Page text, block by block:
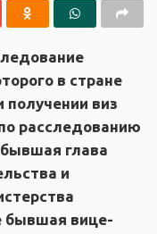
в стране
получении виз
расследованию
глава
и
бывшая вице-